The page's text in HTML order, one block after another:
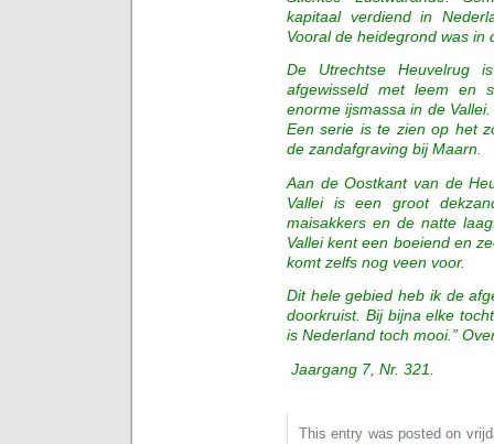
kapitaal verdiend in
Vooral de heidegrond was in
De Utrechtse Heuvelrug
afgewisseld met leem en
enorme ijsmassa in de
Een serie is te zien op het
de zandafgraving bij Maarn.
Aan de Oostkant van de
Vallei is een groot
maisakkers en de natte
Vallei kent een boeiend en
komt zelfs nog veen voor.
Dit hele gebied heb ik de
doorkruist. Bij bijna elke
is Nederland toch mooi.”
Jaargang 7, Nr. 321.
This entry was posted on